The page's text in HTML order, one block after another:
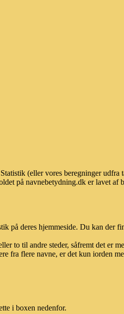
(eller vores beregninger
på navnebetydning.dk er lavet af
på deres hjemmeside. Du kan der
to til andre steder, såfremt det er
fra flere navne, er det kun iorden
i boxen nedenfor.